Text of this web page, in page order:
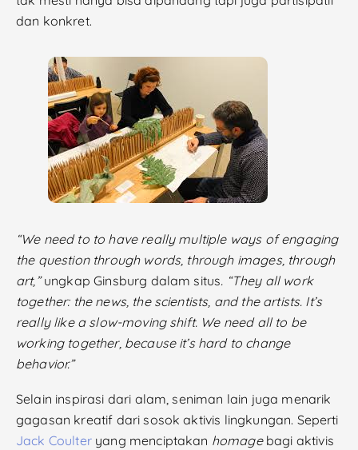
dan konkret.
“We need to to have really multiple ways of engaging
the question through words, through images, through
art,”ungkap Ginsburg dalam situs. “They all work
together: the news, the scientists, and the artists. It’s
really like a slow-moving shift. We need all to be
working together, because it’s hard to change
behavior.”
Selain inspirasi dari alam, seniman lain juga menarik
gagasan kreatif dari sosok aktivis lingkungan. Seperti
Jack Coulteryang menciptakan homage bagi aktivis